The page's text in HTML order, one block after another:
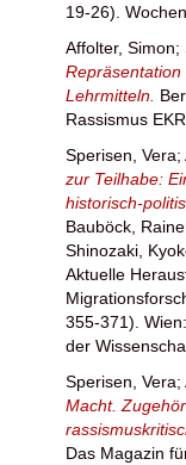
19-26).
Affolter, Simon;
Lehrmitteln.
Rassismus EKR.
Sperisen, Vera;
zur Teilhabe:
historisch-
Bauböck,
Shinozaki,
Aktuelle
355-371).
der
Sperisen, Vera;
Macht.
Das Magazin